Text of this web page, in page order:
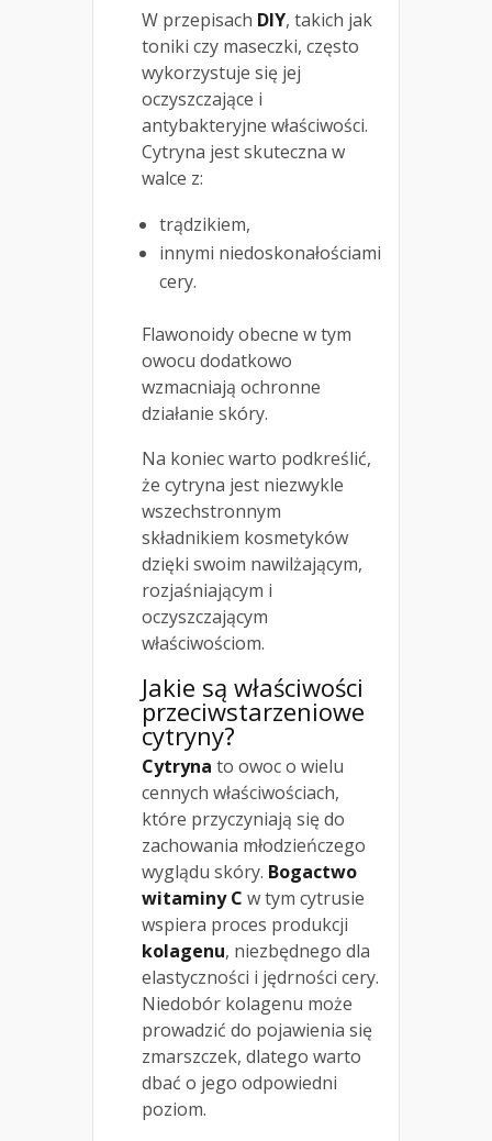
W przepisach DIY, takich jak
toniki czy maseczki, często
wykorzystuje się jej
oczyszczające i
antybakteryjne właściwości.
Cytryna jest skuteczna w
walce z:
trądzikiem,
innymi niedoskonałościami
cery.
Flawonoidy obecne w tym
owocu dodatkowo
wzmacniają ochronne
działanie skóry.
Na koniec warto podkreślić,
że cytryna jest niezwykle
wszechstronnym
składnikiem kosmetyków
dzięki swoim nawilżającym,
rozjaśniającym i
oczyszczającym
właściwościom.
Jakie są właściwości
przeciwstarzeniowe
cytryny?
Cytryna to owoc o wielu
cennych właściwościach,
które przyczyniają się do
zachowania młodzieńczego
wyglądu skóry. Bogactwo
witaminy C w tym cytrusie
wspiera proces produkcji
kolagenu, niezbędnego dla
elastyczności i jędrności cery.
Niedobór kolagenu może
prowadzić do pojawienia się
zmarszczek, dlatego warto
dbać o jego odpowiedni
poziom.